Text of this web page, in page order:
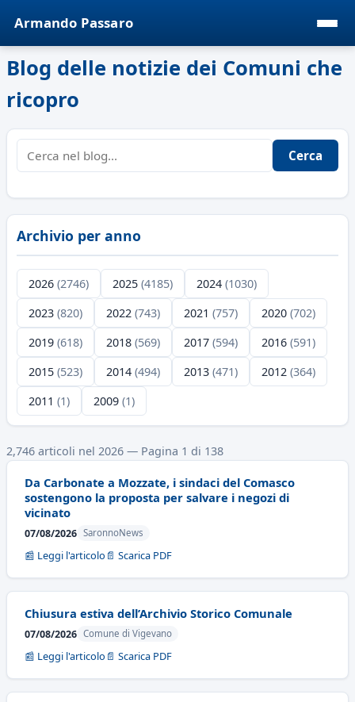
Armando Passaro
Blog delle notizie dei Comuni che
ricopro
Cerca
Archivio per anno
2026 (2746) 2025 (4185) 2024 (1030)
2023 (820) 2022 (743) 2021 (757) 2020 (702)
2019 (618) 2018 (569) 2017 (594) 2016 (591)
2015 (523) 2014 (494) 2013 (471) 2012 (364)
2011 (1) 2009 (1)
2,746 articoli nel 2026 — Pagina 1 di 138
Da Carbonate a Mozzate, i sindaci del Comasco
sostengono la proposta per salvare i negozi di
vicinato
07/08/2026 SaronnoNews
📰 Leggi l'articolo 📄 Scarica PDF
Chiusura estiva dell’Archivio Storico Comunale
07/08/2026 Comune di Vigevano
📰 Leggi l'articolo 📄 Scarica PDF